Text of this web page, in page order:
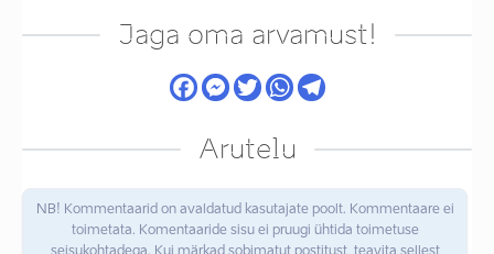
Jaga oma arvamust!
Arutelu
NB! Kommentaarid on avaldatud kasutajate poolt. Kommentaare ei
toimetata. Komentaaride sisu ei pruugi ühtida toimetuse